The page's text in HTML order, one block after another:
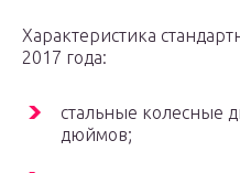
Характеристика
2017 года:
стальные колесные
дюймов;